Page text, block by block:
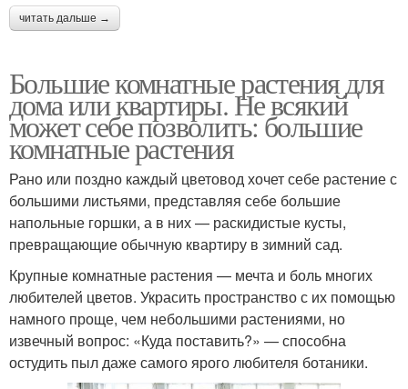
читать дальше →
Большие комнатные растения для
дома или квартиры. Не всякий
может себе позволить: большие
комнатные растения
Рано или поздно каждый цветовод хочет себе растение с
большими листьями, представляя себе большие
напольные горшки, а в них — раскидистые кусты,
превращающие обычную квартиру в зимний сад.
Крупные комнатные растения — мечта и боль многих
любителей цветов. Украсить пространство с их помощью
намного проще, чем небольшими растениями, но
извечный вопрос: «Куда поставить?» — способна
остудить пыл даже самого ярого любителя ботаники.